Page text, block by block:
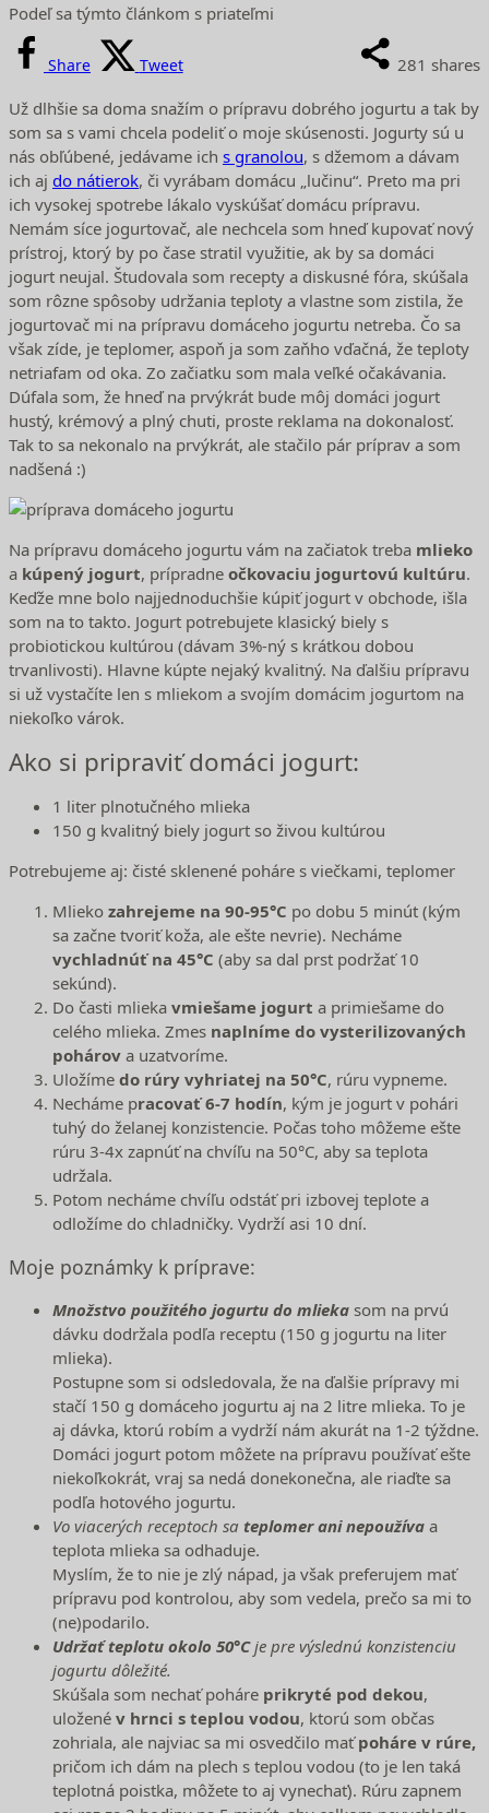
Podeľ sa týmto článkom s priateľmi
281 shares
Share Tweet
Už dlhšie sa doma snažím o prípravu dobrého jogurtu a tak by
som sa s vami chcela podeliť o moje skúsenosti. Jogurty sú u
nás obľúbené, jedávame ich s granolou, s džemom a dávam
ich aj do nátierok, či vyrábam domácu „lučinu“. Preto ma pri
ich vysokej spotrebe lákalo vyskúšať domácu prípravu.
Nemám síce jogurtovač, ale nechcela som hneď kupovať nový
prístroj, ktorý by po čase stratil využitie, ak by sa domáci
jogurt neujal. Študovala som recepty a diskusné fóra, skúšala
som rôzne spôsoby udržania teploty a vlastne som zistila, že
jogurtovač mi na prípravu domáceho jogurtu netreba. Čo sa
však zíde, je teplomer, aspoň ja som zaňho vďačná, že teploty
netriafam od oka. Zo začiatku som mala veľké očakávania.
Dúfala som, že hneď na prvýkrát bude môj domáci jogurt
hustý, krémový a plný chuti, proste reklama na dokonalosť.
Tak to sa nekonalo na prvýkrát, ale stačilo pár príprav a som
nadšená :)
Na prípravu domáceho jogurtu vám na začiatok treba mlieko
a kúpený jogurt, prípradne očkovaciu jogurtovú kultúru.
Keďže mne bolo najjednoduchšie kúpiť jogurt v obchode, išla
som na to takto. Jogurt potrebujete klasický biely s
probiotickou kultúrou (dávam 3%-ný s krátkou dobou
trvanlivosti). Hlavne kúpte nejaký kvalitný. Na ďalšiu prípravu
si už vystačíte len s mliekom a svojím domácim jogurtom na
niekoľko várok.
Ako si pripraviť domáci jogurt:
1 liter plnotučného mlieka
150 g kvalitný biely jogurt so živou kultúrou
Potrebujeme aj: čisté sklenené poháre s viečkami, teplomer
Mlieko zahrejeme na 90-95°C po dobu 5 minút (kým
sa začne tvoriť koža, ale ešte nevrie). Necháme
vychladnúť na 45°C (aby sa dal prst podržať 10
sekúnd).
Do časti mlieka vmiešame jogurt a primiešame do
celého mlieka. Zmes naplníme do vysterilizovaných
pohárov a uzatvoríme.
Uložíme do rúry vyhriatej na 50°C, rúru vypneme.
Necháme pracovať 6-7 hodín, kým je jogurt v pohári
tuhý do želanej konzistencie. Počas toho môžeme ešte
rúru 3-4x zapnúť na chvíľu na 50°C, aby sa teplota
udržala.
Potom necháme chvíľu odstáť pri izbovej teplote a
odložíme do chladničky. Vydrží asi 10 dní.
Moje poznámky k príprave:
Množstvo použitého jogurtu do mlieka som na prvú
dávku dodržala podľa receptu (150 g jogurtu na liter
mlieka).
Postupne som si odsledovala, že na ďalšie prípravy mi
stačí 150 g domáceho jogurtu aj na 2 litre mlieka. To je
aj dávka, ktorú robím a vydrží nám akurát na 1-2 týždne.
Domáci jogurt potom môžete na prípravu používať ešte
niekoľkokrát, vraj sa nedá donekonečna, ale riaďte sa
podľa hotového jogurtu.
Vo viacerých receptoch sa teplomer ani nepoužíva a
teplota mlieka sa odhaduje.
Myslím, že to nie je zlý nápad, ja však preferujem mať
prípravu pod kontrolou, aby som vedela, prečo sa mi to
(ne)podarilo.
Udržať teplotu okolo 50°Cje pre výslednú konzistenciu
jogurtu dôležité.
Skúšala som nechať poháre prikryté pod dekou,
uložené v hrnci s teplou vodou, ktorú som občas
zohriala, ale najviac sa mi osvedčilo maťpoháre v rúre,
pričom ich dám na plech s teplou vodou (to je len taká
teplotná poistka, môžete to aj vynechať). Rúru zapnem